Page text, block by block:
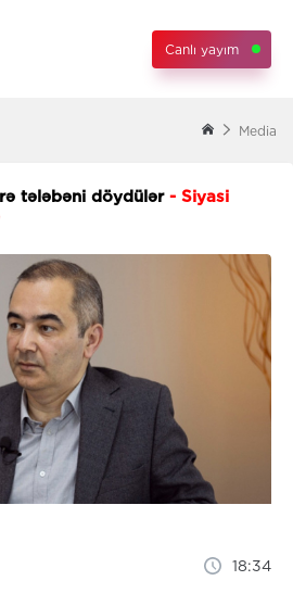
Canlı yayım
Media
tələbəni döydülər - Siyasi
18:34